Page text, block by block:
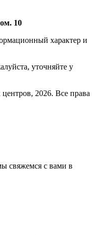
10
характер и
уточняйте у
2026. Все права
свяжемся с вами в